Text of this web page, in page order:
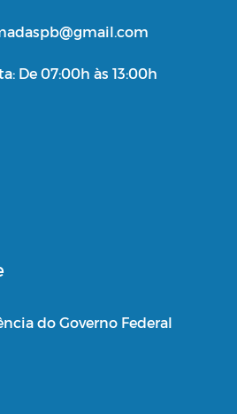
De 07:00h às 13:00h
do Governo Federal